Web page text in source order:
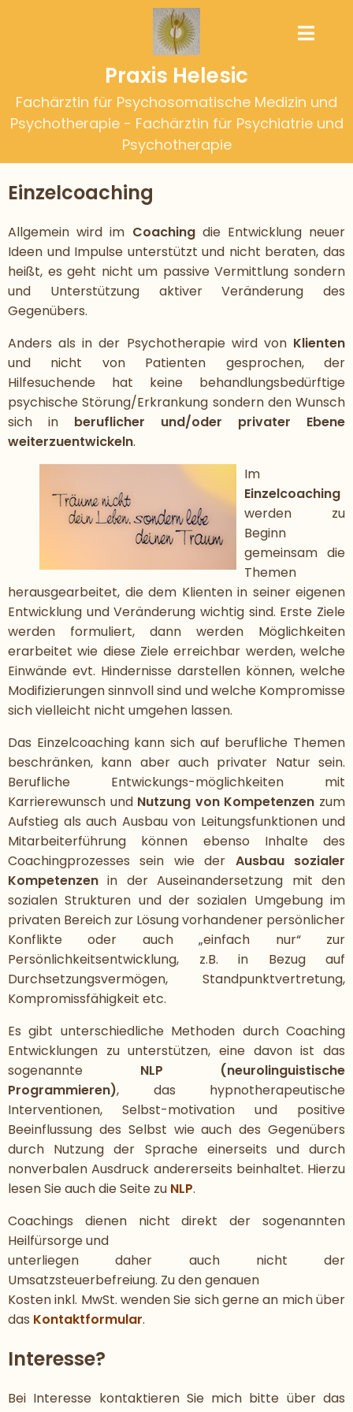
Praxis Helesic
Fachärztin für Psychosomatische Medizin und
Psychotherapie - Fachärztin für Psychiatrie und
Psychotherapie
Einzelcoaching
Allgemein wird im Coachingdie Entwicklung neuer
Ideen und Impulse unterstützt und nicht beraten, das
heißt, es geht nicht um passive Vermittlung sondern
und Unterstützung aktiver Veränderung des
Gegenübers.
Anders als in der Psychotherapie wird von Klienten
und nicht von Patienten gesprochen, der
Hilfesuchende hat keine behandlungsbedürftige
psychische Störung/Erkrankung sondern den Wunsch
sich in beruflicher und/oder privater Ebene
weiterzuentwickeln.
Im
Einzelcoaching
werden zu
Beginn
gemeinsam die
Themen
herausgearbeitet, die dem Klienten in seiner eigenen
Entwicklung und Veränderung wichtig sind. Erste Ziele
werden formuliert, dann werden Möglichkeiten
erarbeitet wie diese Ziele erreichbar werden, welche
Einwände evt. Hindernisse darstellen können, welche
Modifizierungen sinnvoll sind und welche Kompromisse
sich vielleicht nicht umgehen lassen.
Das Einzelcoaching kann sich auf berufliche Themen
beschränken, kann aber auch privater Natur sein.
Berufliche Entwickungs-möglichkeiten mit
Karrierewunsch und Nutzung von Kompetenzen zum
Aufstieg als auch Ausbau von Leitungsfunktionen und
Mitarbeiterführung können ebenso Inhalte des
Coachingprozesses sein wie der Ausbau sozialer
Kompetenzen in der Auseinandersetzung mit den
sozialen Strukturen und der sozialen Umgebung im
privaten Bereich zur Lösung vorhandener persönlicher
Konflikte oder auch „einfach nur“ zur
Persönlichkeitsentwicklung, z.B. in Bezug auf
Durchsetzungsvermögen, Standpunktvertretung,
Kompromissfähigkeit etc.
Es gibt unterschiedliche Methoden durch Coaching
Entwicklungen zu unterstützen, eine davon ist das
sogenannte NLP (neurolinguistische
Programmieren), das hypnotherapeutische
Interventionen, Selbst-motivation und positive
Beeinflussung des Selbst wie auch des Gegenübers
durch Nutzung der Sprache einerseits und durch
nonverbalen Ausdruck andererseits beinhaltet. Hierzu
lesen Sie auch die Seite zu NLP.
Coachings dienen nicht direkt der sogenannten
Heilfürsorge und
unterliegen daher auch nicht der
Umsatzsteuerbefreiung. Zu den genauen
Kosten inkl. MwSt. wenden Sie sich gerne an mich über
das Kontaktformular.
Interesse?
Bei Interesse kontaktieren Sie mich bitte über das